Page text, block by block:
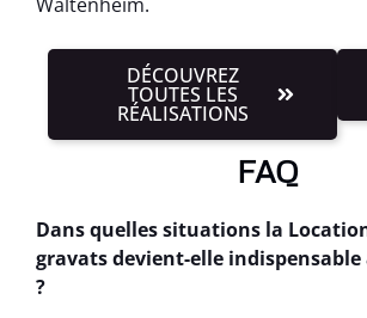
DÉCOUVREZ
TOUTES LES
RÉALISATIONS
FAQ
Dans quelles situations la
gravats devient-elle
?